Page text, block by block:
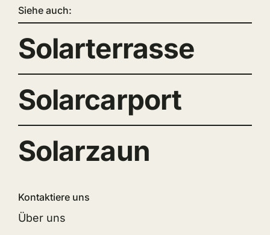
Siehe auch:
Solarterrasse
Solarcarport
Solarzaun
Kontaktiere uns
Über uns